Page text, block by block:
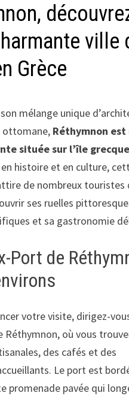
ville
Grèce
mélange unique
ottomane, Réthymnon est
située sur l’île
en histoire et en culture,
de nombreux touristes
ses ruelles
et sa gastronomie
Port de
votre visite, dirigez-
Réthymnon, où vous
des cafés et des
Le port est
promenade pavée qui